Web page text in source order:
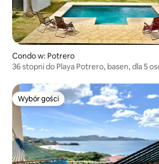
Condo w: Potrero
36 stopni do Playa Potrero, basen, dla 5
Wybór gości
Wybór gości